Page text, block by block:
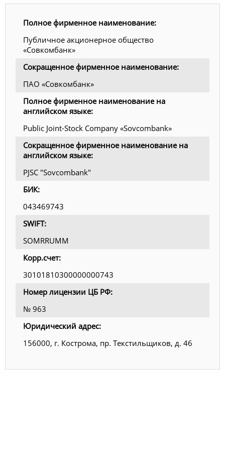
Полное фирменное наименование:
Публичное акционерное общество
«Совкомбанк»
Сокращенное фирменное наименование:
ПАО «Совкомбанк»
Полное фирменное наименование на
английском языке:
Public Joint-Stock Company «Sovcombank»
Сокращенное фирменное наименование на
английском языке:
PJSC "Sovcombank"
БИК:
043469743
SWIFT:
SOMRRUMM
Корр.счет:
30101810300000000743
Номер лицензии ЦБ РФ:
№ 963
Юридический адрес:
156000, г. Кострома, пр. Текстильщиков, д. 46